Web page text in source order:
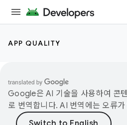
APP QUALITY
Google은 AI 기술을 사용하여 콘
로 번역합니다. AI 번역에는 오류